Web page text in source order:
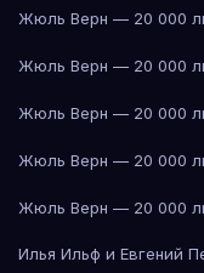
Жюль Верн — 20 000
Жюль Верн — 20 000
Жюль Верн — 20 000
Жюль Верн — 20 000
Жюль Верн — 20 000
Илья Ильф и Евгений